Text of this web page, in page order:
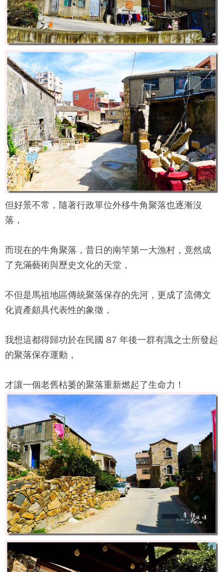
但好景不常，隨著行政單位外移牛角聚落也逐漸沒
落，
而現在的牛角聚落 ，昔日的南竿第一大漁村，竟然成
了充滿藝術與歷史文化的天堂，
不但是馬祖地區傳統聚落保存的先河，更成了流傳文
化資產頗具代表性的象徵，
我想這都得歸功於在民國 87 年後一群有識之士所發起
的聚落保存運動，
才讓一個老舊枯萎的聚落重新燃起了生命力！